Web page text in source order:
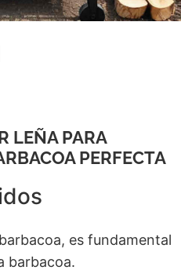
LEÑA PARA
PERFECTA
es fundamental
barbacoa.